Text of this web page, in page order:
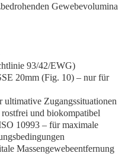
Gewebevolumina
93/42/EWG)
20mm (Fig. 10) – nur für
ultimative Zugangssituationen
und biokompatibel
10993 – fürmaximale
Massengewebeentfernung